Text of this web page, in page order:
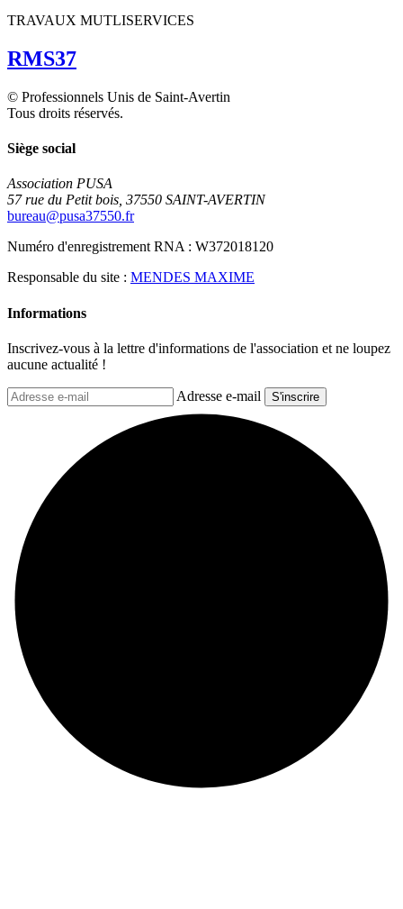
TRAVAUX MUTLISERVICES
RMS37
© Professionnels Unis de Saint-Avertin
Tous droits réservés.
Siège social
Association PUSA
57 rue du Petit bois, 37550 SAINT-AVERTIN
bureau@pusa37550.fr
Numéro d'enregistrement RNA : W372018120
Responsable du site : MENDES MAXIME
Informations
Inscrivez-vous à la lettre d'informations de l'association et ne loupez
aucune actualité !
Adresse e-mail